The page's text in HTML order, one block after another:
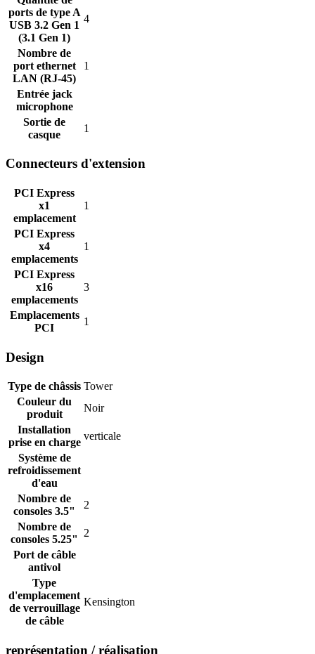
ports de type A
USB 3.2 Gen 1
(3.1 Gen 1)
4
Nombre de
port ethernet
LAN (RJ-45)
1
Entrée jack
microphone
Sortie de
casque
1
Connecteurs d'extension
PCI Express
x1
emplacement
1
PCI Express
x4
emplacements
1
PCI Express
x16
emplacements
3
Emplacements
PCI
1
Design
Type de châssis Tower
Couleur du
produit
Noir
Installation
prise en charge
verticale
Système de
refroidissement
d'eau
Nombre de
consoles 3.5"
2
Nombre de
consoles 5.25"
2
Port de câble
antivol
Type
d'emplacement
de verrouillage
de câble
Kensington
représentation / réalisation